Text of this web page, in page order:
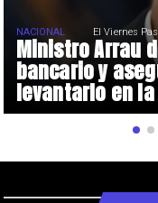
Ministro Arrau
bancario y
levantarlo en
NACIONAL El Viernes